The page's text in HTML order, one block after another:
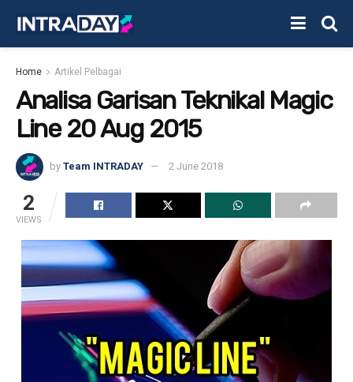
Home Artikel Pelbagai
Analisa Garisan Teknikal Magic
Line 20 Aug 2015
by Team INTRADAY 2 June 2018
2
VIEWS